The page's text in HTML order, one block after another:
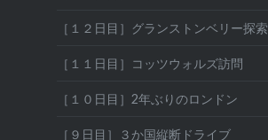
［１２日目］グランストンベリー探索
［１１日目］コッツウォルズ訪問
［１０日目］2年ぶりのロンドン
［９日目］３か国縦断ドライブ